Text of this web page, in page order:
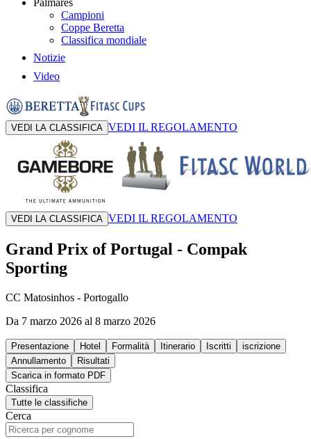
Palmares
Campioni
Coppe Beretta
Classifica mondiale
Notizie
Video
VEDI LA CLASSIFICA VEDI IL REGOLAMENTO
VEDI LA CLASSIFICA VEDI IL REGOLAMENTO
Grand Prix of Portugal - Compak
Sporting
CC Matosinhos - Portogallo
Da 7 marzo 2026 al 8 marzo 2026
Presentazione Hotel Formalità Itinerario Iscritti
iscrizione
Annullamento
Risultati
Scarica in formato PDF
Classifica
Tutte le classifiche
Cerca